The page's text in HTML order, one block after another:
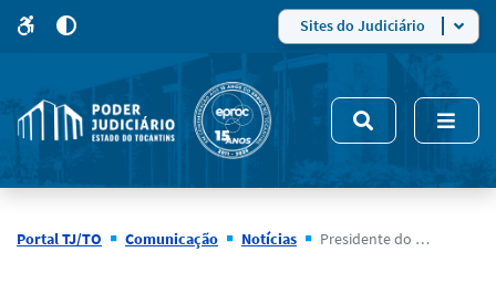
site
5
modo
de
alto
Sites do Judiciário
Portal TJ/TO Comunicação Notícias Presidente do TJTO recebe maior honraria do Judiciário amazonense